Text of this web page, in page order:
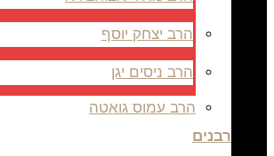
הרב יצחק יוסף
הרב ניסים יגן
הרב עמוס גואטה
רבנים